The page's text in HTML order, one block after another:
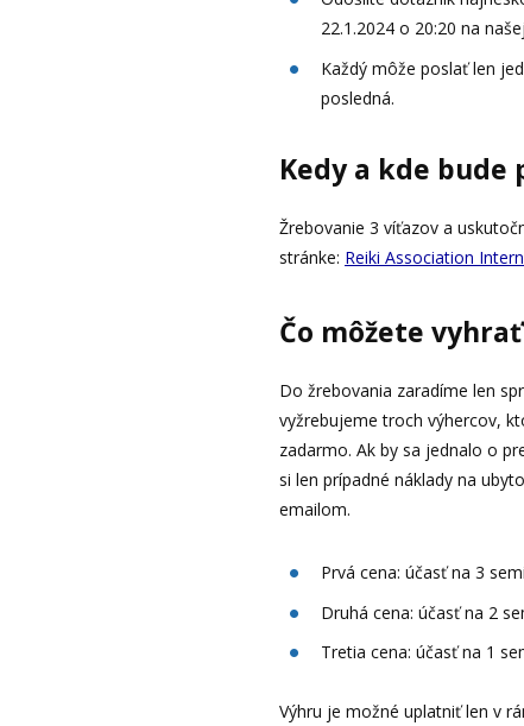
22.1.2024 o 20:20 na
Každý môže poslať len
posledná.
Kedy a kde
Žrebovanie 3 víťazov a
stránke: Reiki Association
Čo môžete
Do žrebovania zaradíme len
vyžrebujeme troch výhercov,
zadarmo. Ak by sa jednalo o
si len prípadné náklady na
emailom.
Prvá cena: účasť na 3
Druhá cena: účasť na 2
Tretia cena: účasť na 1
Výhru je možné uplatniť len v